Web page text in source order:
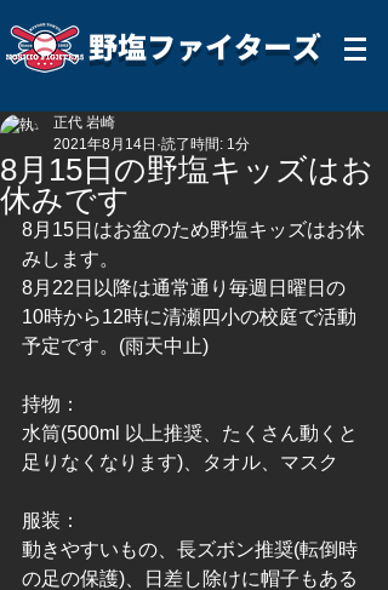
野塩ファイターズ
8月15日の野塩キッズはお
休みです
正代 岩崎
2021年8月14日 読了時間: 1分
8月15日はお盆のため野塩キッズはお休
みします。
8月22日以降は通常通り毎週日曜日の
10時から12時に清瀬四小の校庭で活動
予定です。(雨天中止)
持物：
水筒(500ml 以上推奨、たくさん動くと
足りなくなります)、タオル、マスク
服装：
動きやすいもの、長ズボン推奨(転倒時
の足の保護)、日差し除けに帽子もある